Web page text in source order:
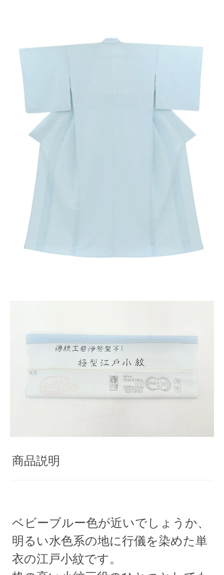
商品説明
ベビーブルー色が近いでしょうか、
明るい水色系の地に行儀を染めた単
衣の江戸小紋です。